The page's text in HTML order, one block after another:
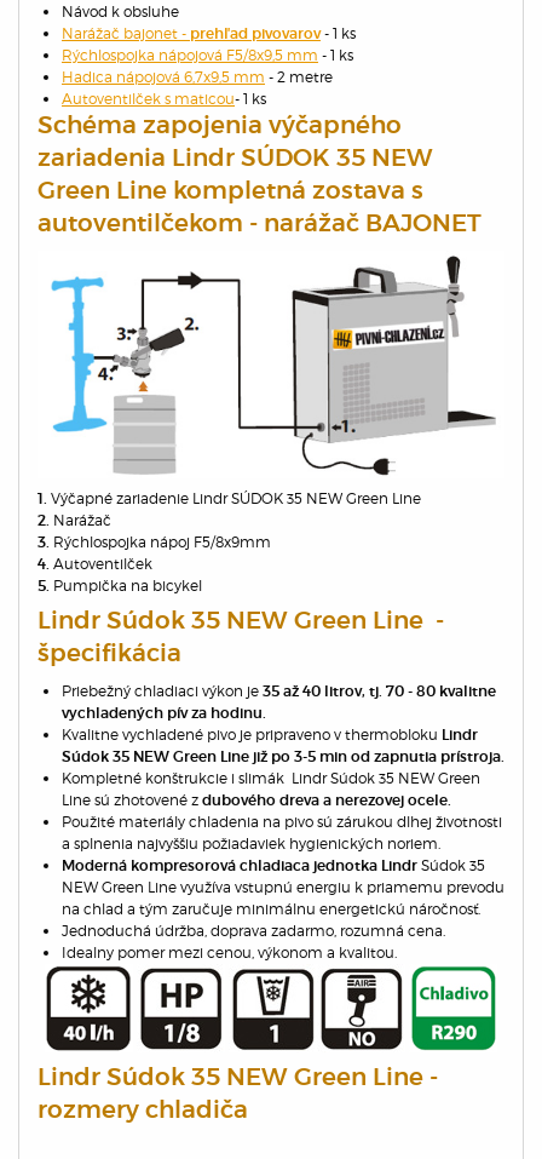
Návod k obsluhe
Narážač bajonet - prehľad pivovarov- 1 ks
Rýchlospojka nápojová F5/8x9,5 mm - 1 ks
Hadica nápojová 6,7x9,5 mm - 2 metre
Autoventilček s maticou- 1 ks
Schéma zapojenia výčapného
zariadenia Lindr SÚDOK 35 NEW
Green Line kompletná zostava s
autoventilčekom - narážač BAJONET
1. Výčapné zariadenie Lindr SÚDOK 35 NEW Green Line
2. Narážač
3. Rýchlospojka nápoj F5/8x9mm
4. Autoventilček
5. Pumpička na bicykel
Lindr Súdok 35 NEW Green Line -
špecifikácia
Priebežný chladiaci výkon je 35 až 40 litrov, tj. 70 - 80 kvalitne
vychladených pív za hodinu.
Kvalitne vychladené pivo je pripraveno v thermobloku
Lindr
Súdok 35 NEW Green Line již po 3-5 min od zapnutia prístroja.
Kompletné konštrukcie i slimák Lindr Súdok 35 NEW Green
Line sú zhotovené z dubového dreva a nerezovej ocele.
Použité materiály chladenia na pivo sú zárukou dlhej životnosti
a splnenia najvyššiu požiadaviek hygienických noriem.
Moderná kompresorová chladiaca jednotka Lindr Súdok 35
NEW Green Line využíva vstupnú energiu k priamemu prevodu
na chlad a tým zaručuje minimálnu energetickú náročnosť.
Jednoduchá údržba, doprava zadarmo, rozumná cena.
Idealny pomer mezi cenou, výkonom a kvalitou.
Lindr Súdok 35 NEW Green Line -
rozmery chladiča